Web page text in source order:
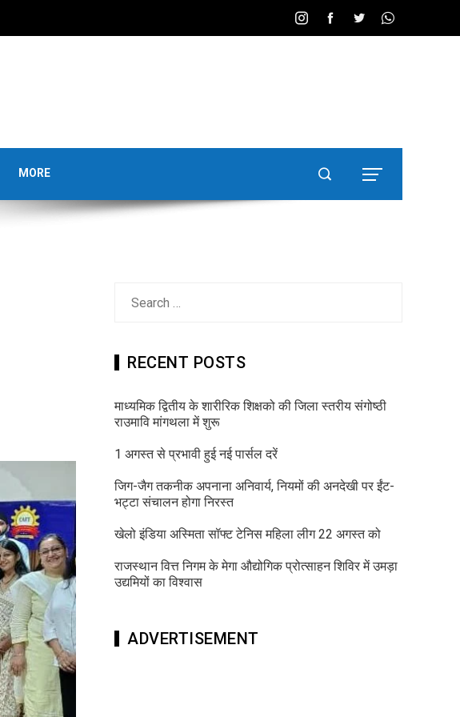
MORE
RECENT POSTS
माध्यमिक द्वितीय के शारीरिक शिक्षको की जिला स्तरीय संगोष्ठी
राउमावि मांगथला में शुरू
1 अगस्त से प्रभावी हुई नई पार्सल दरें
जिग-जैग तकनीक अपनाना अनिवार्य, नियमों की अनदेखी पर ईंट-
भट्टा संचालन होगा निरस्त
खेलो इंडिया अस्मिता सॉफ्ट टेनिस महिला लीग 22 अगस्त को
राजस्थान वित्त निगम के मेगा औद्योगिक प्रोत्साहन शिविर में उमड़ा
उद्यमियों का विश्वास
ADVERTISEMENT